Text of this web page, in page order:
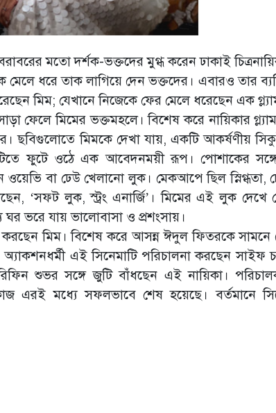
মতো দর্শক-ভক্তদের মুগ্ধ করেন ঢাকাই
ধরে তাক লাগিয়ে দেন ভক্তদের। এবারও তার
মিম; যেখানে নিজেকে ফের মেলে ধরেছেন এক
ফেলে মিমের ভক্তমহলে। বিশেষ করে নায়িকার
ছবিগুলোতে মিমকে দেখা যায়, একটি আকর্ষণীয়
ফুটে ওঠে এক আবেদনময়ী রূপ। পোশাকের
বা ঢেউ খেলানো লুক। মেকআপে ছিল স্নিগ্ধতা,
‘সফট লুক, স্ট্রং এনার্জি’। মিমের এই লুক দেখে
ঘর ভরে যায় ভালোবাসা ও প্রশংসায়।
করছেন মিম। বিশেষ করে আসন্ন ঈদুল ফিতরকে
অ্যাকশনধর্মী এই সিনেমাটি পরিচালনা করছেন সাইফ
শুভর সঙ্গে জুটি বাঁধছেন এই নায়িকা।
এরই মধ্যে সফলভাবে শেষ হয়েছে। বর্তমানে